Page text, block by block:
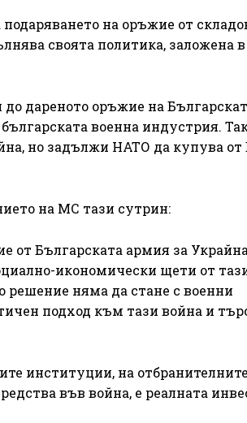
на оръжие от
своята политика, заложена в
дареното оръжие на
военна индустрия.
но задължи НАТО да купува
на МС тази сутрин:
от Българската армия за
икономически щети от
решение няма да стане с военни
подход към тази война и
институции, на отбранителните
във война, е реалната